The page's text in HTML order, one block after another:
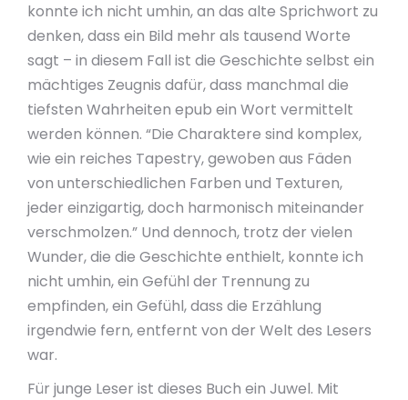
konnte ich nicht umhin, an das alte Sprichwort zu
denken, dass ein Bild mehr als tausend Worte
sagt – in diesem Fall ist die Geschichte selbst ein
mächtiges Zeugnis dafür, dass manchmal die
tiefsten Wahrheiten epub ein Wort vermittelt
werden können. “Die Charaktere sind komplex,
wie ein reiches Tapestry, gewoben aus Fäden
von unterschiedlichen Farben und Texturen,
jeder einzigartig, doch harmonisch miteinander
verschmolzen.” Und dennoch, trotz der vielen
Wunder, die die Geschichte enthielt, konnte ich
nicht umhin, ein Gefühl der Trennung zu
empfinden, ein Gefühl, dass die Erzählung
irgendwie fern, entfernt von der Welt des Lesers
war.
Für junge Leser ist dieses Buch ein Juwel. Mit